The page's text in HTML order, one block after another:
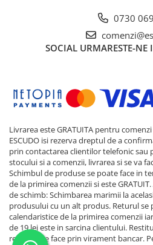
0730
SOCIAL URMARESTE-
Livrarea este GRATUITA pentru
ESCUDO isi rezerva dreptul de a
prin contactarea clientilor telefonic sau
stocului si a comenzii, livrarea si se va
Schimbul de produse se poate face in
de la primirea comenzii si este
de schimb: Schimbarea marimii la
produsului cu un alt produs. Returul se
calendaristice de la primirea comenzii
de 19 lei este in sarcina clientului.
returnat se face prin virament bancar.